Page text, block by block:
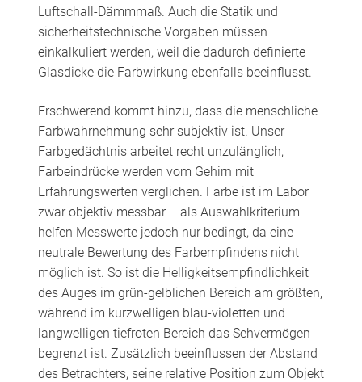
Luftschall-Dämmmaß. Auch die Statik und
sicherheitstechnische Vorgaben müssen
einkalkuliert werden, weil die dadurch definierte
Glasdicke die Farbwirkung ebenfalls beeinflusst.
Erschwerend kommt hinzu, dass die menschliche
Farbwahrnehmung sehr subjektiv ist. Unser
Farbgedächtnis arbeitet recht unzulänglich,
Farbeindrücke werden vom Gehirn mit
Erfahrungswerten verglichen. Farbe ist im Labor
zwar objektiv messbar – als Auswahlkriterium
helfen Messwerte jedoch nur bedingt, da eine
neutrale Bewertung des Farbempfindens nicht
möglich ist. So ist die Helligkeitsempfindlichkeit
des Auges im grün-gelblichen Bereich am größten,
während im kurzwelligen blau-violetten und
langwelligen tiefroten Bereich das Sehvermögen
begrenzt ist. Zusätzlich beeinflussen der Abstand
des Betrachters, seine relative Position zum Objekt